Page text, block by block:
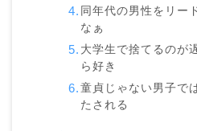
同年代の男性をリー
なぁ
大学生で捨てるのが
ら好き
童貞じゃない男子で
たされる